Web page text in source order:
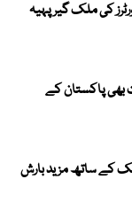
کی ملک گیر پہیہ
بھی پاکستان کے
کے ساتھ مزید بارش